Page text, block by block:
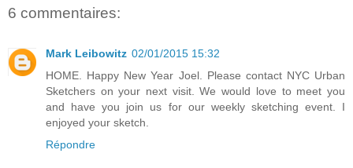
6 commentaires:
Mark Leibowitz 02/01/2015 15:32
HOME. Happy New Year Joel. Please contact NYC Urban
Sketchers on your next visit. We would love to meet you
and have you join us for our weekly sketching event. I
enjoyed your sketch.
Répondre